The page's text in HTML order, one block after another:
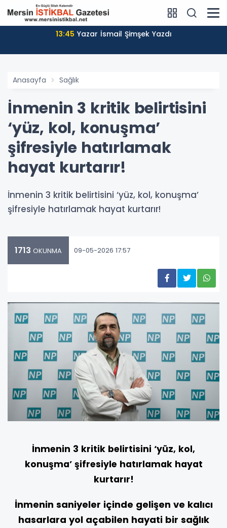
13:45 Yazar İsmail Şimşek Yazdı
Anasayfa Sağlık
İnmenin 3 kritik belirtisini
‘yüz, kol, konuşma’
şifresiyle hatırlamak
hayat kurtarır!
İnmenin 3 kritik belirtisini ‘yüz, kol, konuşma’
şifresiyle hatırlamak hayat kurtarır!
1713 OKUNMA 09-05-2026 17:57
İnmenin 3 kritik belirtisini ‘yüz, kol,
konuşma’ şifresiyle hatırlamak hayat
kurtarır!
İnmenin saniyeler içinde gelişen ve kalıcı
hasarlara yol açabilen hayati bir sağlık